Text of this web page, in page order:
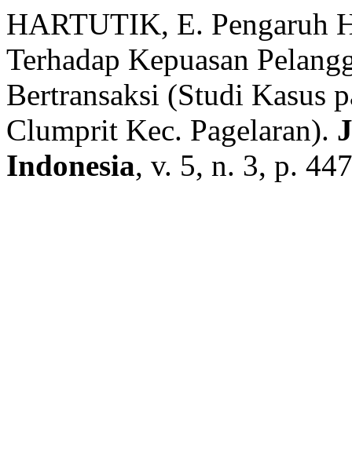
HARTUTIK, E. Pengaruh
Terhadap Kepuasan
Bertransaksi (Studi Kasus
Clumprit Kec. Pagelaran).
Indonesia, v. 5, n. 3, p.